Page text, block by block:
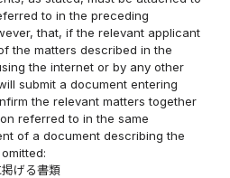
to in the preceding
that, if the relevant applicant
the matters described in the
the internet or by any other
submit a document entering
the relevant matters together
referred to in the same
of a document describing the
げる書類